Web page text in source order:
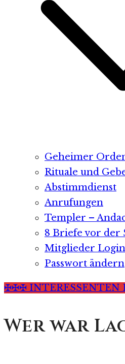
Geheimer
Rituale und
Abstimmdienst
Anrufungen
Templer –
8 Briefe vor der
Mitglieder Login
Passwort ändern
✠✠✠ INTERESSENTEN
Wer war